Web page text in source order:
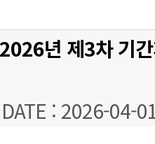
년 제3차 기
DATE : 2026-04-